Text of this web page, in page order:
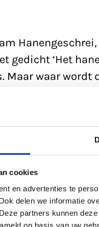
cookies
en advertenties te
delen we informatie
partners kunnen
op basis van uw
gedicht ‘Het
waar wordt
de dichter